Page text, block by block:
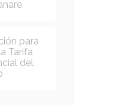
para
Tarifa
del